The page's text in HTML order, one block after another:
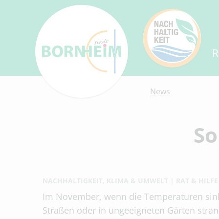
News
Im November, wenn die Temperaturen
Straßen oder in ungeeigneten Gärten